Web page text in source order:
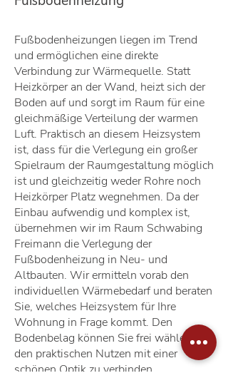
Fußbodenheizungen liegen im Trend
und ermöglichen eine direkte
Verbindung zur Wärmequelle. Statt
Heizkörper an der Wand, heizt sich der
Boden auf und sorgt im Raum für eine
gleichmäßige Verteilung der warmen
Luft. Praktisch an diesem Heizsystem
ist, dass für die Verlegung ein großer
Spielraum der Raumgestaltung möglich
ist und gleichzeitig weder Rohre noch
Heizkörper Platz wegnehmen. Da der
Einbau aufwendig und komplex ist,
übernehmen wir im Raum Schwabing
Freimann die Verlegung der
Fußbodenheizung in Neu- und
Altbauten. Wir ermitteln vorab den
individuellen Wärmebedarf und beraten
Sie, welches Heizsystem für Ihre
Wohnung in Frage kommt. Den
Bodenbelag können Sie frei wählen, um
den praktischen Nutzen mit einer
schönen Optik zu verbinden.